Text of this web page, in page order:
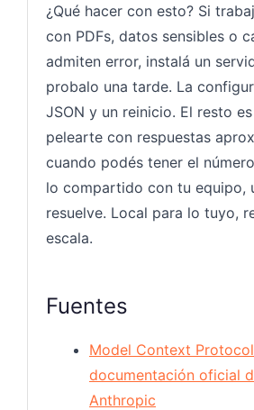
¿Qué hacer con esto? Si
con PDFs, datos sensibles o
admiten error, instalá un
probalo una tarde. La
JSON y un reinicio. El resto
pelearte con respuestas
cuando podés tener el
lo compartido con tu equipo,
resuelve. Local para lo tuyo,
escala.
Fuentes
Model Context
documentación oficial
Anthropic